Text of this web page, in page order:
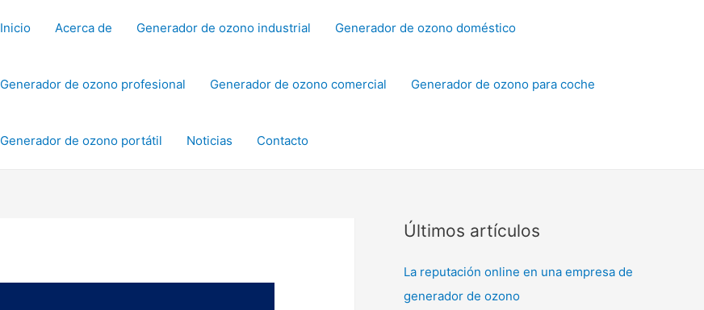
Inicio Acerca de Generador de ozono industrial Generador de ozono doméstico
Generador de ozono profesional Generador de ozono comercial Generador de ozono para coche
Generador de ozono portátil Noticias Contacto
Últimos artículos
La reputación online en una empresa de
generador de ozono